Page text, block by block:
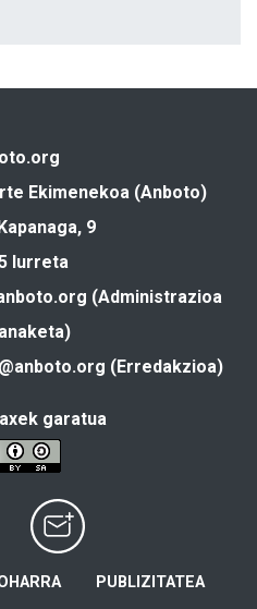
Ekimenekoa (Anboto)
9
Iurreta
(Administrazioa
(Erredakzioa)
garatua
PUBLIZITATEA